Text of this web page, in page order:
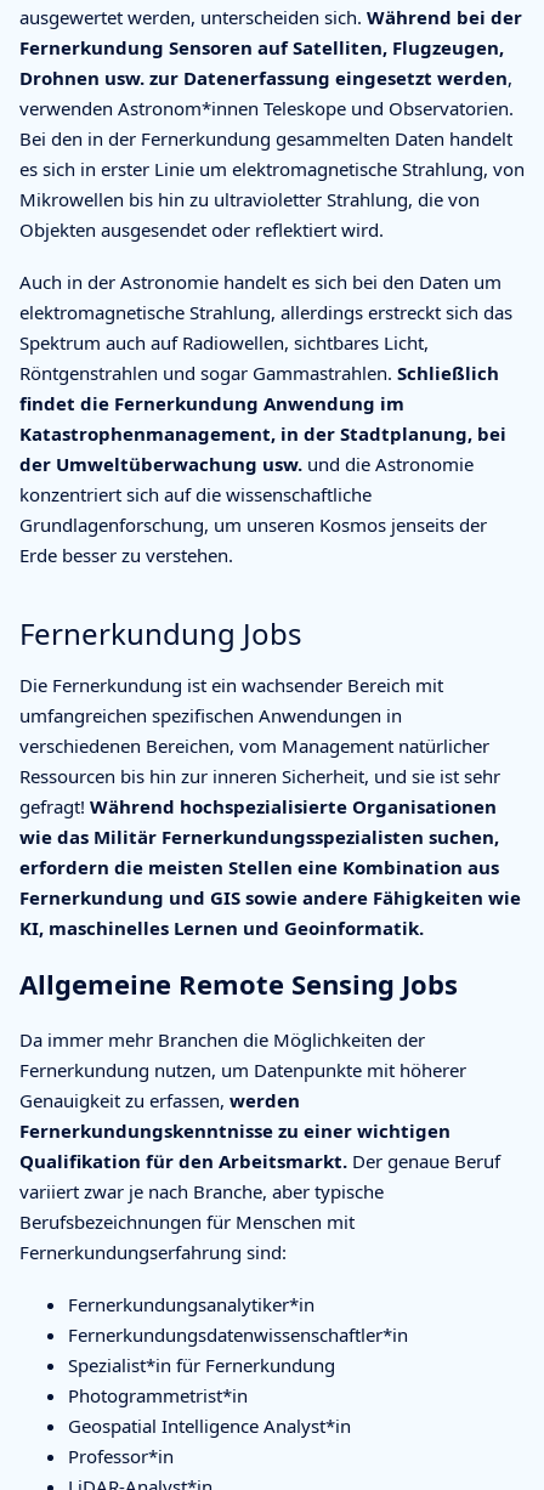
ausgewertet werden, unterscheiden sich. Während bei der
Fernerkundung Sensoren auf Satelliten, Flugzeugen,
Drohnen usw. zur Datenerfassung eingesetzt werden,
verwenden Astronom*innen Teleskope und Observatorien.
Bei den in der Fernerkundung gesammelten Daten handelt
es sich in erster Linie um elektromagnetische Strahlung, von
Mikrowellen bis hin zu ultravioletter Strahlung, die von
Objekten ausgesendet oder reflektiert wird.
Auch in der Astronomie handelt es sich bei den Daten um
elektromagnetische Strahlung, allerdings erstreckt sich das
Spektrum auch auf Radiowellen, sichtbares Licht,
Röntgenstrahlen und sogar Gammastrahlen. Schließlich
findet die Fernerkundung Anwendung im
Katastrophenmanagement, in der Stadtplanung, bei
der Umweltüberwachung usw. und die Astronomie
konzentriert sich auf die wissenschaftliche
Grundlagenforschung, um unseren Kosmos jenseits der
Erde besser zu verstehen.
Fernerkundung Jobs
Die Fernerkundung ist ein wachsender Bereich mit
umfangreichen spezifischen Anwendungen in
verschiedenen Bereichen, vom Management natürlicher
Ressourcen bis hin zur inneren Sicherheit, und sie ist sehr
gefragt! Während hochspezialisierte Organisationen
wie das Militär Fernerkundungsspezialisten suchen,
erfordern die meisten Stellen eine Kombination aus
Fernerkundung und GIS sowie andere Fähigkeiten wie
KI, maschinelles Lernen und Geoinformatik.
Allgemeine Remote Sensing Jobs
Da immer mehr Branchen die Möglichkeiten der
Fernerkundung nutzen, um Datenpunkte mit höherer
Genauigkeit zu erfassen, werden
Fernerkundungskenntnisse zu einer wichtigen
Qualifikation für den Arbeitsmarkt. Der genaue Beruf
variiert zwar je nach Branche, aber typische
Berufsbezeichnungen für Menschen mit
Fernerkundungserfahrung sind:
Fernerkundungsanalytiker*in
Fernerkundungsdatenwissenschaftler*in
Spezialist*in für Fernerkundung
Photogrammetrist*in
Geospatial Intelligence Analyst*in
Professor*in